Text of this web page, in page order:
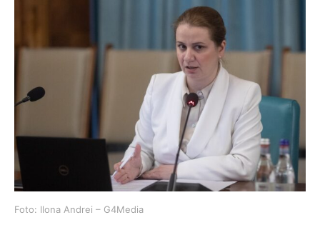
Foto: Ilona Andrei – G4Media